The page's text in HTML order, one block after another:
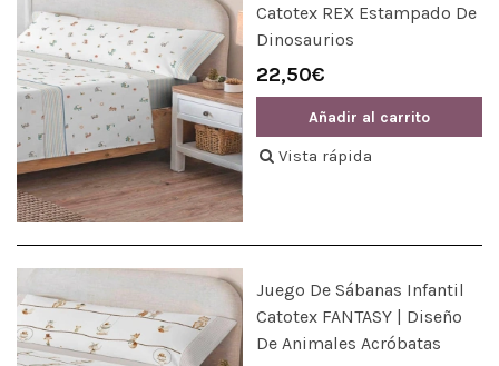
Catotex REX Estampado De
Dinosaurios
22,50€
Añadir al carrito
Vista rápida
Juego De Sábanas Infantil
Catotex FANTASY | Diseño
De Animales Acróbatas